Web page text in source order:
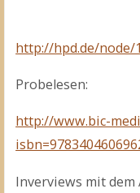
http://hpd.de/node/
Probelesen:
http://www.bic-
Inverviews mit dem